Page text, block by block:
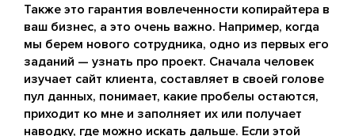
Также это гарантия вовлеченности копирайтера в
ваш бизнес, а это очень важно. Например, когда
мы берем нового сотрудника, одно из первых его
заданий — узнать про проект. Сначала человек
изучает сайт клиента, составляет в своей голове
пул данных, понимает, какие пробелы остаются,
приходит ко мне и заполняет их или получает
наводку, где можно искать дальше. Если этой